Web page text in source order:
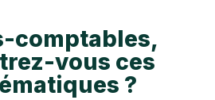
comptables,
vous ces
?